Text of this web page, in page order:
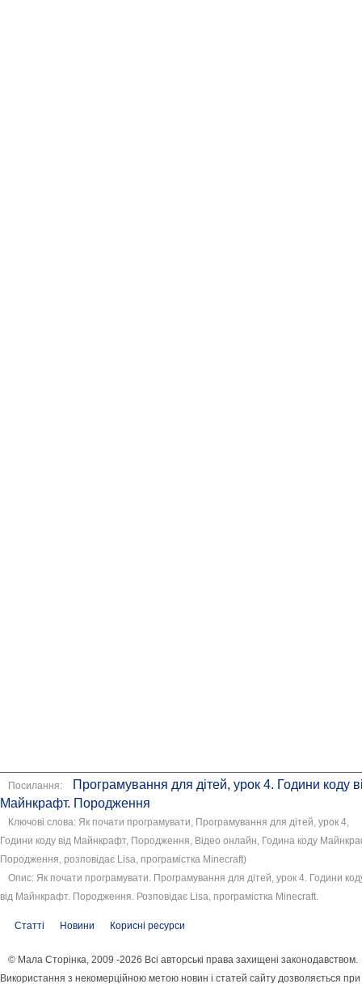
Посилання:
Програмування для дітей, урок 4. Години коду
Майнкрафт. Породження
Ключові слова: Як почати програмувати, Програмування для дітей, урок 4,
Години коду від Майнкрафт, Породження, Відео онлайн, Година коду
Породження, розповідає Lisa, програмістка Minecraft)
Опис: Як почати програмувати. Програмування для дітей, урок 4. Години
від Майнкрафт. Породження. Розповідає Lisa, програмістка Minecraft.
Статті Новини Корисні ресурси
© Мала Сторінка, 2009 -2026 Всі авторські права захищені законодавством.
Використання з некомерційною метою новин і статей сайту дозволяється при